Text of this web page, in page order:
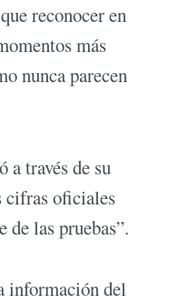
reconocer en
más
nunca parecen
través de su
cifras oficiales
las pruebas”.
información del